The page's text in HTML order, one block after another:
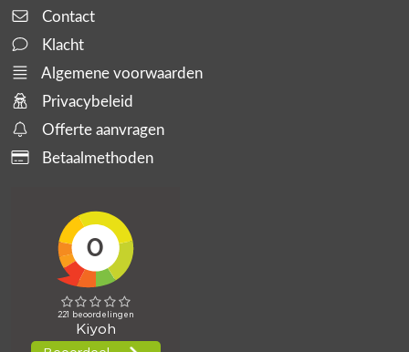
Contact
Klacht
Algemene voorwaarden
Privacybeleid
Offerte aanvragen
Betaalmethoden